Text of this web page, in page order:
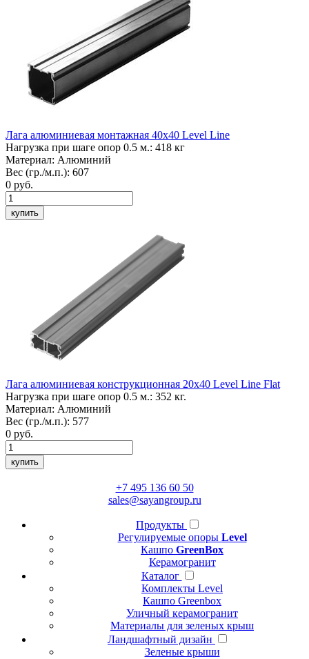
Лага алюминиевая монтажная 40х40 Level Line
Нагрузка при шаге опор 0.5 м.: 418 кг
Материал: Алюминий
Вес (гр./м.п.): 607
0 руб.
купить
Лага алюминиевая конструкционная 20х40 Level Line Flat
Нагрузка при шаге опор 0.5 м.: 352 кг.
Материал: Алюминий
Вес (гр./м.п.): 577
0 руб.
купить
+7 495 136 60 50
sales@sayangroup.ru
Продукты
Регулируемые опоры Level
Кашпо GreenBox
Керамогранит
Каталог
Комплекты Level
Кашпо Greenbox
Уличный керамогранит
Материалы для зеленых крыш
Ландшафтный дизайн
Зеленые крыши